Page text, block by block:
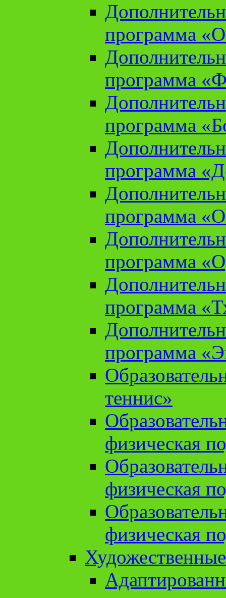
программа
программа
программа
программа
программа
программа
программа
программа
теннис»
физическая
физическая
физическая
Художественные